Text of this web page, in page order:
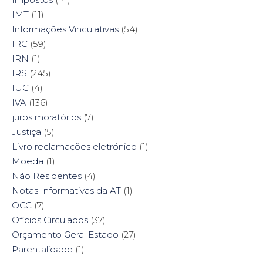
IMT (11)
Informações Vinculativas (54)
IRC (59)
IRN (1)
IRS (245)
IUC (4)
IVA (136)
juros moratórios (7)
Justiça (5)
Livro reclamações eletrónico (1)
Moeda (1)
Não Residentes (4)
Notas Informativas da AT (1)
OCC (7)
Ofícios Circulados (37)
Orçamento Geral Estado (27)
Parentalidade (1)